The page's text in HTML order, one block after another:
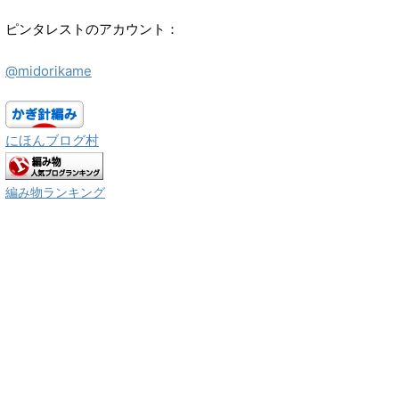
ピンタレストのアカウント：
@midorikame
にほんブログ村
編み物ランキング